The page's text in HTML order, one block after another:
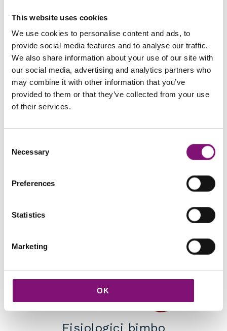
This website uses cookies
We use cookies to personalise content and ads, to
provide social media features and to analyse our traffic.
We also share information about your use of our site with
our social media, advertising and analytics partners who
may combine it with other information that you’ve
provided to them or that they’ve collected from your use
of their services.
Selection
Necessary
Preferences
Statistics
Marketing
OK
Flebologici
Fisiologici bimbo